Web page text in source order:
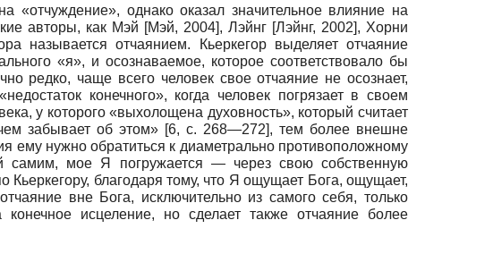
однако оказал значительное влияние на
авторы, как Мэй [Мэй, 2004], Лэйнг [Лэйнг, 2002], Хорни
называется отчаянием. Кьеркегор выделяет отчаяние
«я», и осознаваемое, которое соответствовало бы
редко, чаще всего человек свое отчаяние не осознает,
конечного», когда человек погрязает в своем
у которого «выхолощена духовность», который считает
забывает об этом» [6, с. 268—272], тем более внешне
ему нужно обратиться к диаметрально противоположному
самим, мое Я погружается — через свою собственную
Кьеркегору, благодаря тому, что Я ощущает Бога, ощущает,
вне Бога, исключительно из самого себя, только
исцеление, но сделает также отчаяние более